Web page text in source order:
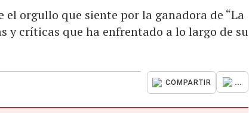
el orgullo que siente por la ganadora de “La
y críticas que ha enfrentado a lo largo de su
COMPARTIR ...